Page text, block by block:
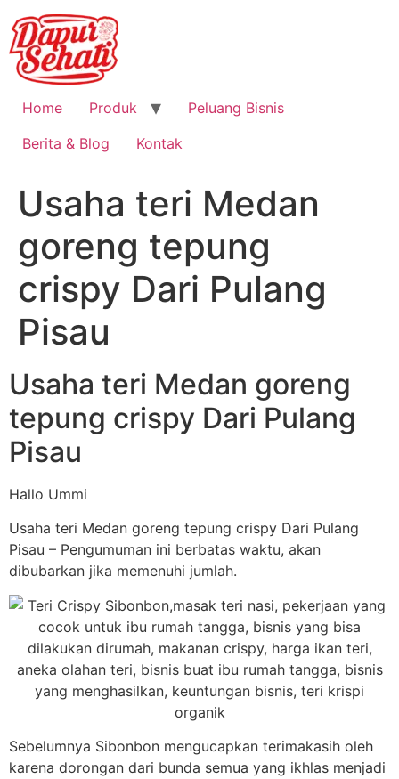
Home Produk
Peluang Bisnis
Berita & Blog
Kontak
Usaha teri Medan
goreng tepung
crispy Dari Pulang
Pisau
Usaha teri Medan goreng
tepung crispy Dari Pulang
Pisau
Hallo Ummi
Usaha teri Medan goreng tepung crispy Dari Pulang
Pisau – Pengumuman ini berbatas waktu, akan
dibubarkan jika memenuhi jumlah.
Sebelumnya Sibonbon mengucapkan terimakasih oleh
karena dorongan dari bunda semua yang ikhlas menjadi